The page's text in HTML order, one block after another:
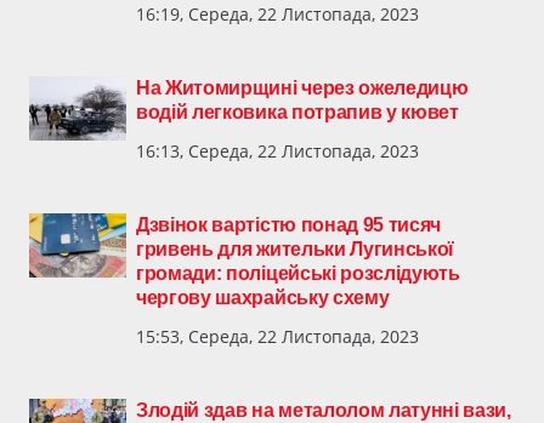
16:19, Середа, 22 Листопада, 2023
На Житомирщині через ожеледицю
водій легковика потрапив у кювет
16:13, Середа, 22 Листопада, 2023
Дзвінок вартістю понад 95 тисяч
гривень для жительки Лугинської
громади: поліцейські розслідують
чергову шахрайську схему
15:53, Середа, 22 Листопада, 2023
Злодій здав на металолом латунні вази,